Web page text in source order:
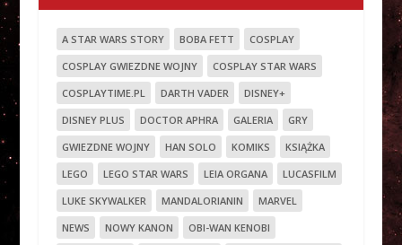
A STAR WARS STORY BOBA FETT
COSPLAY
COSPLAY GWIEZDNE WOJNY
COSPLAY STAR WARS
COSPLAYTIME.PL
DARTH VADER
DISNEY+
DISNEY PLUS
DOCTOR APHRA GALERIA
GRY
GWIEZDNE WOJNY
HAN SOLO KOMIKS
KSIĄŻKA
LEGO
LEGO STAR WARS LEIA ORGANA
LUCASFILM
LUKE SKYWALKER
MANDALORIANIN
MARVEL
NEWS
NOWY KANON
OBI-WAN KENOBI